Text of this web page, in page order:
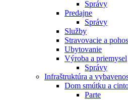
Správy
Predajne
Správy
Služby
Stravovacie a
Ubytovanie
Výroba a priemysel
Správy
Infraštruktúra a
Dom smútku a
Parte